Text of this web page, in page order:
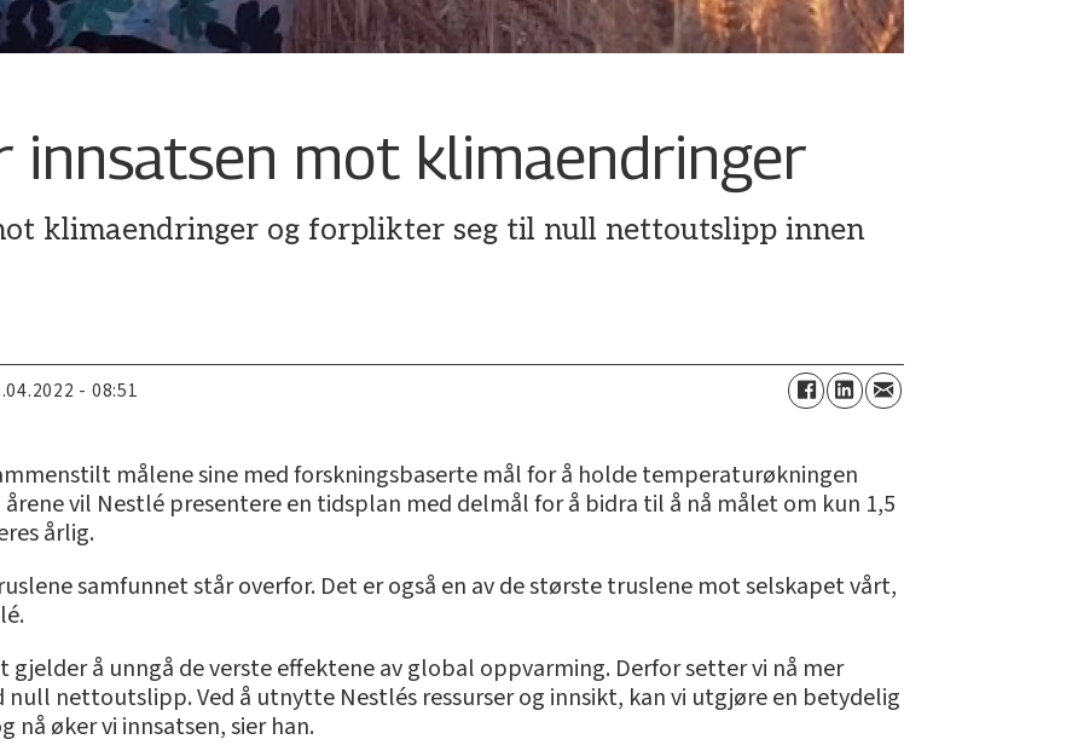
innsatsen mot klimaendringer
klimaendringer og forplikter seg til null nettoutslipp innen
- 08:51
målene sine med forskningsbaserte mål for å holde temperaturøkningen
vil Nestlé presentere en tidsplan med delmål for å bidra til å nå målet om kun 1,5
årlig.
samfunnet står overfor. Det er også en av de største truslene mot selskapet vårt,
gjelder å unngå de verste effektene av global oppvarming. Derfor setter vi nå mer
null nettoutslipp. Ved å utnytte Nestlés ressurser og innsikt, kan vi utgjøre en betydelig
nå øker vi innsatsen, sier han.